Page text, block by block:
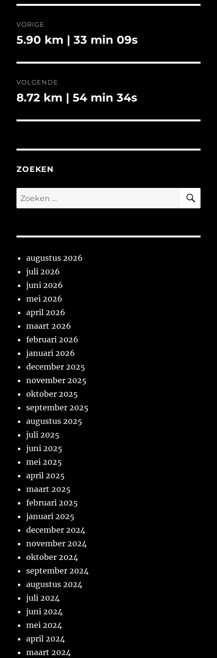
navigatie
VORIGE
Vorig
5.90 km | 33 min 09s
VOLGENDE
Volgend
8.72 km | 54 min 34s
ZOEKEN
Zoeken
naar:
augustus 2026
juli 2026
juni 2026
mei 2026
april 2026
maart 2026
februari 2026
januari 2026
december 2025
november 2025
oktober 2025
september 2025
augustus 2025
juli 2025
juni 2025
mei 2025
april 2025
maart 2025
februari 2025
januari 2025
december 2024
november 2024
oktober 2024
september 2024
augustus 2024
juli 2024
juni 2024
mei 2024
april 2024
maart 2024